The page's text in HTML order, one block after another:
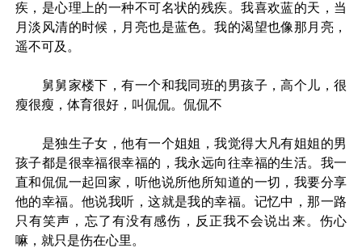
疾，是心理上的一种不可名状的残疾。我喜欢蓝的天，当
月淡风清的时候，月亮也是蓝色。我的渴望也像那月亮，
遥不可及。
舅舅家楼下，有一个和我同班的男孩子，高个儿，很
瘦很瘦，体育很好，叫侃侃。侃侃不
是独生子女，他有一个姐姐，我觉得大凡有姐姐的男
孩子都是很幸福很幸福的，我永远向往幸福的生活。我一
直和侃侃一起回家，听他说所他所知道的一切，我要分享
他的幸福。他说我听，这就是我的幸福。记忆中，那一路
只有笑声，忘了有没有感伤，反正我不会说出来。伤心
嘛，就只是伤在心里。